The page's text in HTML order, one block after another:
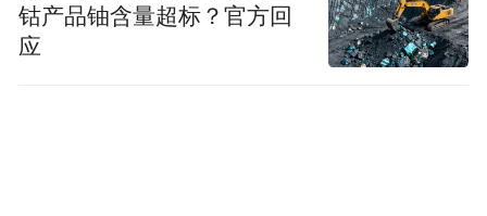
钴产品铀含量超标？官方回
应